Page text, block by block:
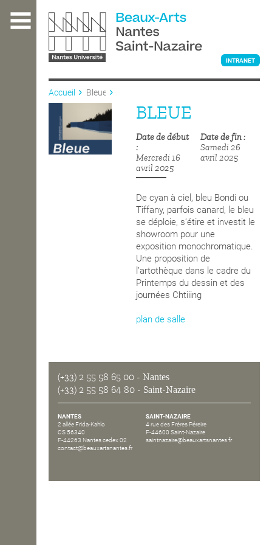
contenu
L'ÉCOLE
INTRANET
Accueil Bleue
BLEUE
Date de début
Mercredi 16
avril 2025
Date de fin
Samedi 26
avril 2025
De cyan à ciel, bleu Bondi ou
Tiffany, parfois canard, le bleu
se déploie, s’étire et investit le
showroom pour une
exposition monochromatique.
Une proposition de
l’artothèque dans le cadre du
Printemps du dessin et des
journées Chtiiing
plan de salle
(+33) 2 55 58 65 00 - Nantes
(+33) 2 55 58 64 80 - Saint-Nazaire
NANTES
2 allée Frida-Kahlo
CS 56340
F-44263 Nantes cedex 02
contact@beauxartsnantes.fr
SAINT-NAZAIRE
4 rue des Frères Péreire
F-44600 Saint-Nazaire
saintnazaire@beauxartsnantes.fr